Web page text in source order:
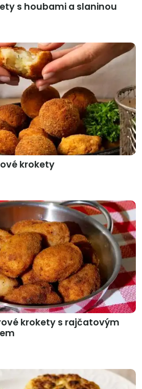
s houbami a slaninou
krokety
krokety s rajčatovým